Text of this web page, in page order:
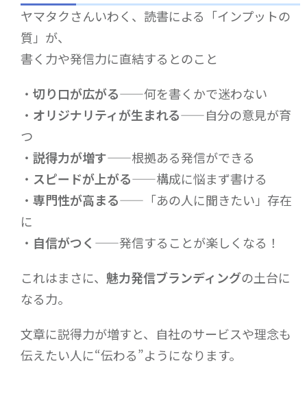
ヤマタクさんいわく、読書による「インプットの
質」が、
書く力や発信力に直結するとのこと
・ 切り口が広がる——何を書くかで迷わない
・ オリジナリティが生まれる——自分の意見が育
つ
・ 説得力が増す——根拠ある発信ができる
・ スピードが上がる——構成に悩まず書ける
・ 専門性が高まる——「あの人に聞きたい」存在
に
・ 自信がつく ——発信することが楽しくなる！
これはまさに、 魅力発信ブランディングの土台に
なる力。
文章に説得力が増すと、自社のサービスや理念も
伝えたい人に“伝わる”ようになります。